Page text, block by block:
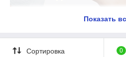
средства, направленные на
суставов. Гарантируем
Показать
Сортировка 0